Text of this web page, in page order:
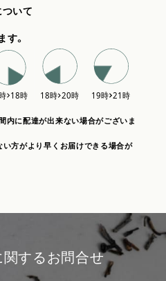
いて
。
内に配達が出来ない場合がございま
方がより早くお届けできる場合が
するお問合せ